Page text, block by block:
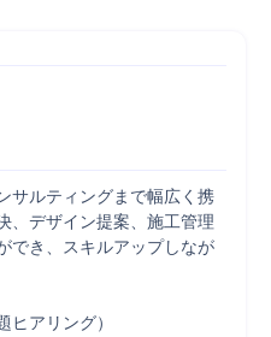
サルティングまで幅広く携
、デザイン提案、施工管理
でき、スキルアップしなが
ヒアリング）